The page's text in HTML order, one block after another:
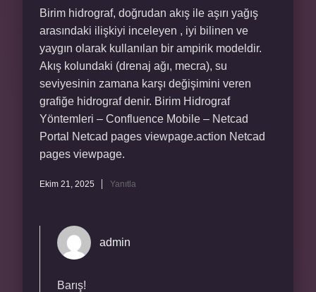
Birim hidrograf, doğrudan akış ile aşırı yağış
arasındaki ilişkiyi inceleyen , iyi bilinen ve
yaygın olarak kullanılan bir ampirik modeldir.
Akış kolundaki (drenaj ağı, mecra), su
seviyesinin zamana karşı değişimini veren
grafiğe hidrograf denir. Birim Hidrograf
Yöntemleri – Confluence Mobile – Netcad
Portal Netcad pages viewpage.action Netcad
pages viewpage.
Ekim 21, 2025 Yanıtla
admin
Barış!